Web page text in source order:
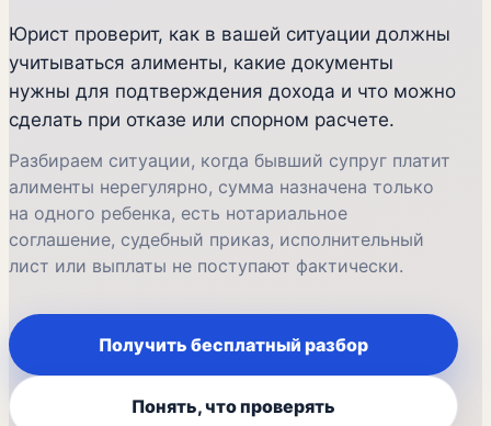
Юрист проверит, как в вашей ситуации должны
учитываться алименты, какие документы
нужны для подтверждения дохода и что можно
сделать при отказе или спорном расчете.
Разбираем ситуации, когда бывший супруг платит
алименты нерегулярно, сумма назначена только
на одного ребенка, есть нотариальное
соглашение, судебный приказ, исполнительный
лист или выплаты не поступают фактически.
Получить бесплатный разбор
Понять, что проверять